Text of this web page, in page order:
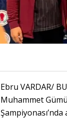
Ebru VARDAR/
Muhammet